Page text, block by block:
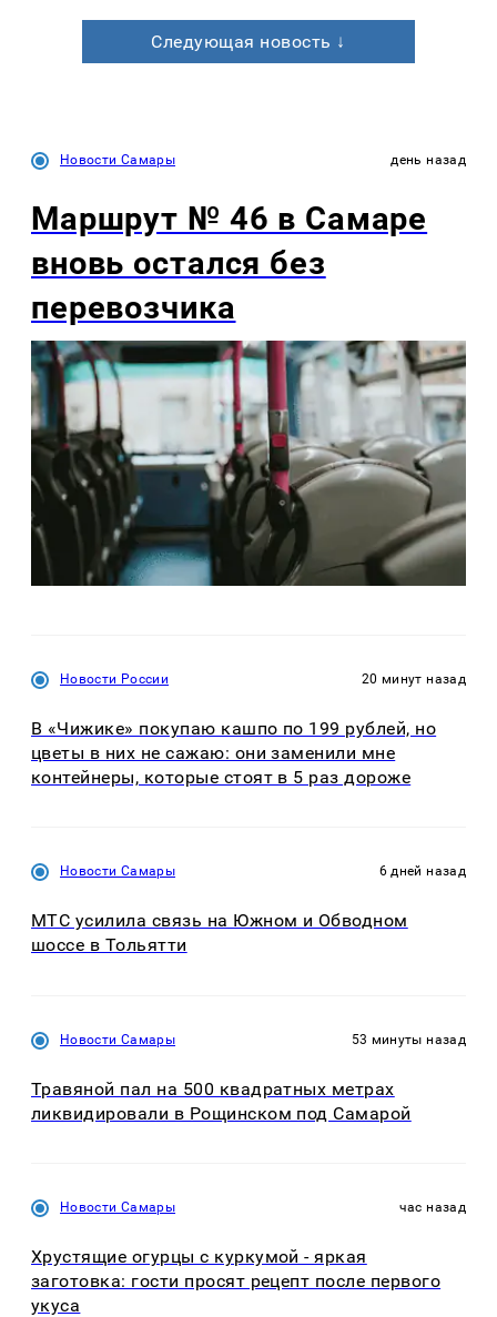
Следующая новость ↓
Новости Самары день назад
Маршрут № 46 в Самаре
вновь остался без
перевозчика
Новости России 20 минут назад
В «Чижике» покупаю кашпо по 199 рублей, но
цветы в них не сажаю: они заменили мне
контейнеры, которые стоят в 5 раз дороже
Новости Самары 6 дней назад
МТС усилила связь на Южном и Обводном
шоссе в Тольятти
Новости Самары 53 минуты назад
Травяной пал на 500 квадратных метрах
ликвидировали в Рощинском под Самарой
Новости Самары час назад
Хрустящие огурцы с куркумой - яркая
заготовка: гости просят рецепт после первого
укуса